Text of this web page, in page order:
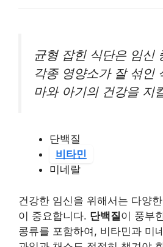
균형 잡힌 식단은 임신
각종 영양소가 잘 섞인
마와 아기의 건강을 지
단백질
비타민
미네랄
건강한 임신을 위해서는 다양
이 중요합니다. 단백질이 풍부
콩류를 포함하여, 비타민과 미